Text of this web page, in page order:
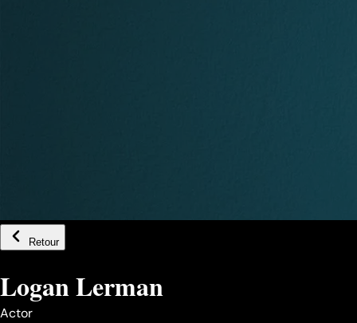
Retour
Logan Lerman
Actor